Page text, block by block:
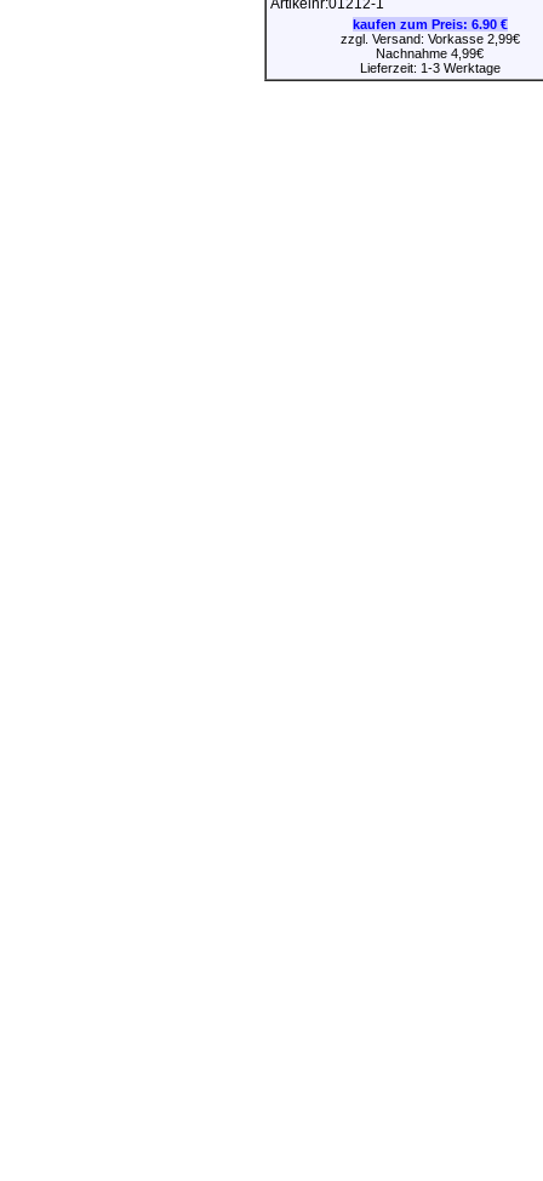
kaufen zum Preis: 6.90 €
zzgl. Versand: Vorkasse 2,99€
Nachnahme 4,99€
Lieferzeit: 1-3 Werktage